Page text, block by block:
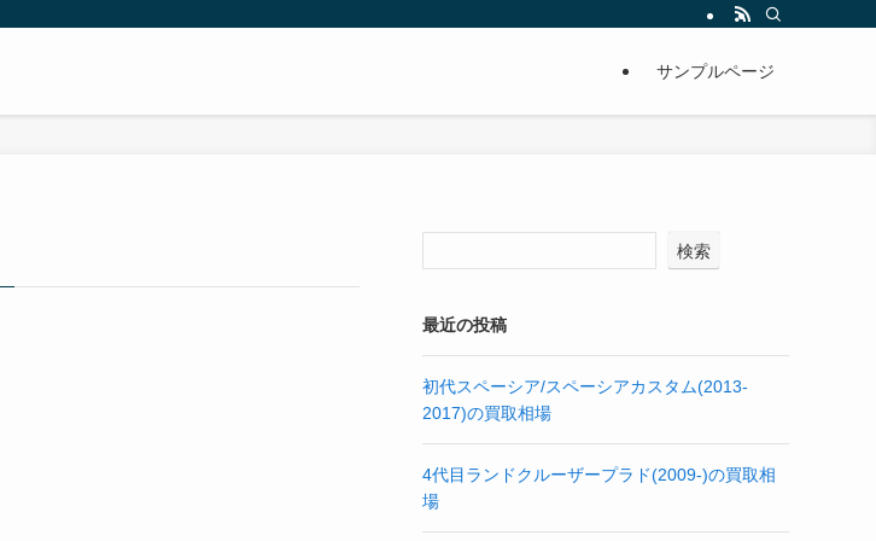
サンプルページ
検索
最近の投稿
初代スペーシア/スペーシアカスタム(2013-
2017)の買取相場
4代目ランドクルーザープラド(2009-)の買取相
場